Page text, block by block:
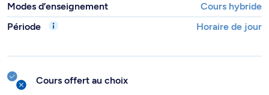
Modes d’enseignement
Cours hybride
Période
Horaire de jour
Cours offert au choix